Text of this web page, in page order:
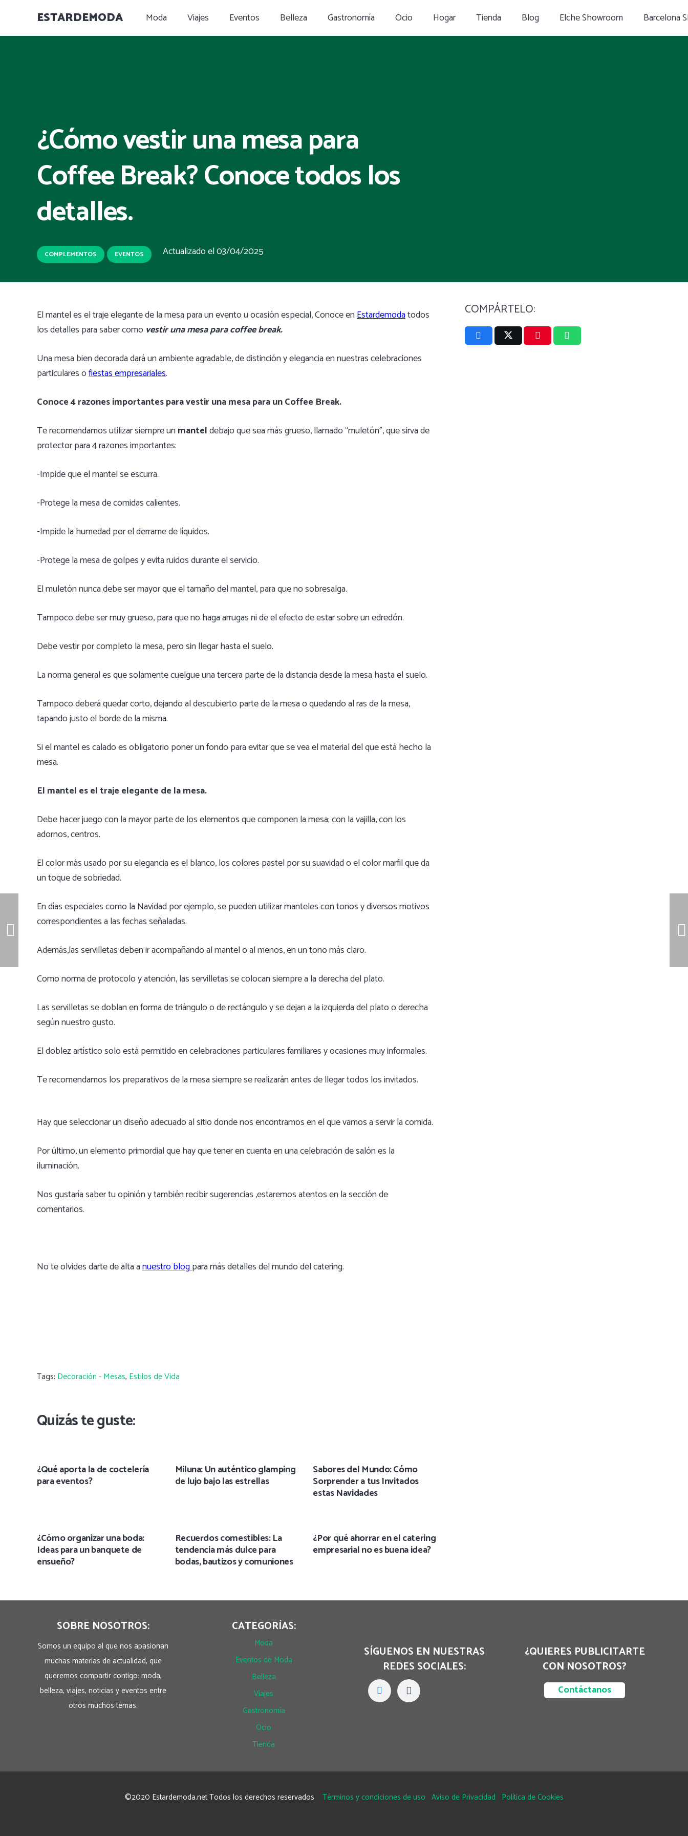
ESTARDEMODA Moda Viajes Eventos Belleza Gastronomía Ocio Hogar Tienda Blog Elche Showroom Barcelona
¿Cómo vestir una mesa para
Coffee Break? Conoce todos los
detalles.
COMPLEMENTOS EVENTOS Actualizado el03/04/2025
El mantel es el traje elegante de la mesa para un evento u ocasión especial, Conoce enEstardemodatodos
los detalles para saber como vestir una mesa para coffee break.
Una mesa bien decorada dará un ambiente agradable, de distinción y elegancia en nuestras celebraciones
particulares ofiestas empresariales.
Conoce 4 razones importantes para vestir una mesa para un Coffee Break.
Te recomendamos utilizar siempre unmanteldebajo que sea más grueso, llamado “muletón”, que sirva de
protector para 4 razones importantes:
-Impide que el mantel se escurra.
-Protege la mesa de comidas calientes.
-Impide la humedad por el derrame de líquidos.
-Protege la mesa de golpes y evita ruidos durante el servicio.
El muletón nunca debe ser mayor que el tamaño del mantel, para que no sobresalga.
Tampoco debe ser muy grueso, para que no haga arrugas ni de el efecto de estar sobre un edredón.
Debe vestir por completo la mesa, pero sin llegar hasta el suelo.
La norma general es que solamente cuelgue una tercera parte de la distancia desde la mesa hasta el suelo.
Tampoco deberá quedar corto, dejando al descubierto parte de la mesa o quedando al ras de la mesa,
tapando justo el borde de la misma.
Si el mantel es calado es obligatorio poner un fondo para evitar que se vea el material del que está hecho la
mesa.
El mantel es el traje elegante de la mesa.
Debe hacer juego con la mayor parte de los elementos que componen la mesa; con la vajilla, con los
adornos, centros.
El color más usado por su elegancia es el blanco, los colores pastel por su suavidad o el color marfil que da
un toque de sobriedad.
En días especiales como la Navidad por ejemplo, se pueden utilizar manteles con tonos y diversos motivos
correspondientes a las fechas señaladas.
Además,las servilletas deben ir acompañando al mantel o al menos, en un tono más claro.
Como norma de protocolo y atención, las servilletas se colocan siempre a la derecha del plato.
Las servilletas se doblan en forma de triángulo o de rectángulo y se dejan a la izquierda del plato o derecha
según nuestro gusto.
El doblez artístico solo está permitido en celebraciones particulares familiares y ocasiones muy informales.
Te recomendamos los preparativos de la mesa siempre se realizarán antes de llegar todos los invitados.
Hay que seleccionar un diseño adecuado al sitio donde nos encontramos en el que vamos a servir la comida.
Por último, un elemento primordial que hay que tener en cuenta en una celebración de salón es la
iluminación.
Nos gustaría saber tu opinión y también recibir sugerencias ,estaremos atentos en la sección de
comentarios.
No te olvides darte de alta anuestro blogpara más detalles del mundo del catering.
Tags: Decoración - Mesas, Estilos de Vida
Quizás te guste:
¿Qué aporta la de coctelería
para eventos?
Miluna: Un auténtico glamping
de lujo bajo las estrellas
Sabores del Mundo: Cómo
Sorprender a tus Invitados
estas Navidades
¿Cómo organizar una boda:
Ideas para un banquete de
ensueño?
Recuerdos comestibles: La
tendencia más dulce para
bodas, bautizos y comuniones
¿Por qué ahorrar en el catering
empresarial no es buena idea?
COMPÁRTELO:
SOBRE NOSOTROS:
Somos un equipo al que nos apasionan
muchas materias de actualidad, que
queremos compartir contigo: moda,
belleza, viajes, noticias y eventos entre
otros muchos temas.
CATEGORÍAS:
Moda
Eventos de Moda
Belleza
Viajes
Gastronomía
Ocio
Tienda
SÍGUENOS EN NUESTRAS
REDES SOCIALES:
¿QUIERES PUBLICITARTE
CON NOSOTROS?
Contáctanos
©2020 Estardemoda.net Todos los derechos reservados Términos y condiciones de uso Aviso de Privacidad Política de Cookies